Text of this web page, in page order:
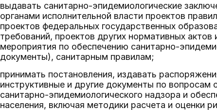
выдавать санитарно-эпидемиологические
органами исполнительной власти проектов
проектов федеральных государственных
требований, проектов других нормативных
мероприятия по обеспечению санитарно-
документы), санитарным правилам;
принимать постановления, издавать
инструктивные и другие документы по вопросам
санитарно-эпидемиологического надзора и
населения, включая методики расчета и оценки